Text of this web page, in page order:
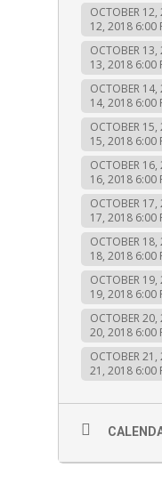
et le
Gwoka. En
sa diversité
historique
de deux
richesse
pensées de
grandes
de la
sociale et
vraie
parfaire sa
l’esprit de
Mawon”.
dans la
cette culture
qu’elle ne
guide et lui
inconnu”.
artiste
identité
OCTOBER
12, 2018 6:00
OCTOBER
13, 2018 6:00
OCTOBER
14, 2018 6:00
OCTOBER
15, 2018 6:00
OCTOBER
16, 2018 6:00
OCTOBER
17, 2018 6:00
OCTOBER
18, 2018 6:00
OCTOBER
19, 2018 6:00
OCTOBER
20, 2018 6:00
OCTOBER
21, 2018 6:00